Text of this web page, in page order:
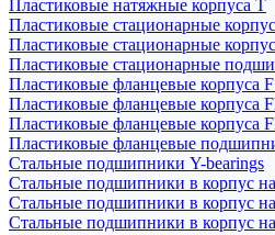
Пластиковые натяжные корпуса T
Пластиковые стационарные
Пластиковые стационарные
Пластиковые стационарные
Пластиковые фланцевые корпуса
Пластиковые фланцевые корпуса
Пластиковые фланцевые корпуса
Пластиковые фланцевые
Стальные подшипники Y-bearings
Стальные подшипники в корпус
Стальные подшипники в корпус
Стальные подшипники в корпус